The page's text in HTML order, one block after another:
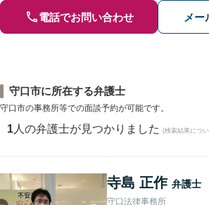
電話でお問い合わせ メー
守口市に所在する弁護士
守口市の事務所等での面談予約が可能です。
1 人の弁護士が見つかりました (検索結果につ
寺島 正作 弁護士
守口法律事務所